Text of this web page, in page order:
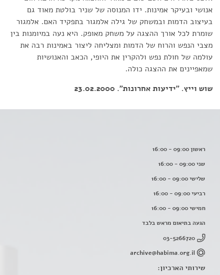
אנושי ובעיקר אמינות. ידו המנוסה של שניר בולטת מאוד גם
בעיצוב הדמות ובמשחק של גילה אלמגור בתפקיד האם. אלמגור
שומרת לכל אורך ההצגה על משחק מאופק. היא נעה במיומנות בין
מצבי הנפש והרוח של הדמות ומצליחה ליצור באמינות רבה את
עולמה של חולת נפש ולהקרין את היופי, הכאב והאנושיות
שמאפיינים את ההצגה כולה.
שוש וייץ. "ידיעות אחרונות". 23.02.2000
ראשון 09:00 - 16:00
שני 09:00 - 16:00
שלישי 09:00 - 16:00
רביעי 09:00 - 16:00
חמישי 09:00 - 16:00
הגעה בתיאום מראש בלבד
03-5266720
archive@habima.org.il
שירותי הארכיון: